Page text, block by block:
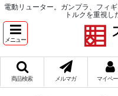
電動リューター。ガンプラ、フィ
トルクを重視し
メニュー
商品検索 メルマガ マイペ